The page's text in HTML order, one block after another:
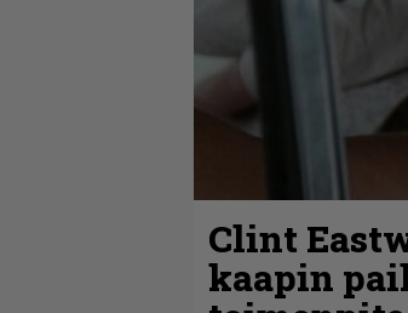
Clint
kaapin